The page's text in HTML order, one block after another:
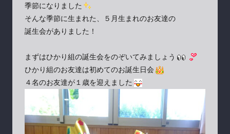
季節になりました
そんな季節に生まれた、５月生まれのお友達の
誕生会がありました！
まずはひかり組の誕生会をのぞいてみましょう
ひかり組のお友達は初めてのお誕生日会
４名のお友達が１歳を迎えました